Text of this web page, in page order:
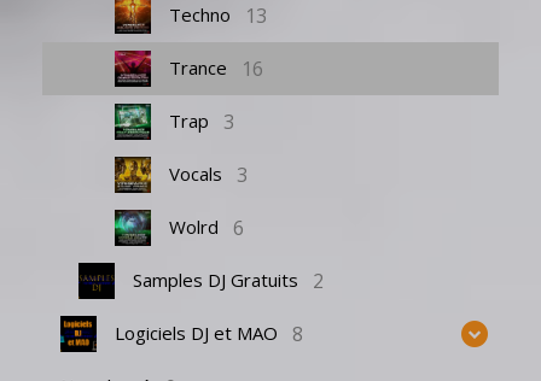
Techno 13
Trance 16
Trap 3
Vocals 3
Wolrd 6
Samples DJ Gratuits 2
Logiciels DJ et MAO 8